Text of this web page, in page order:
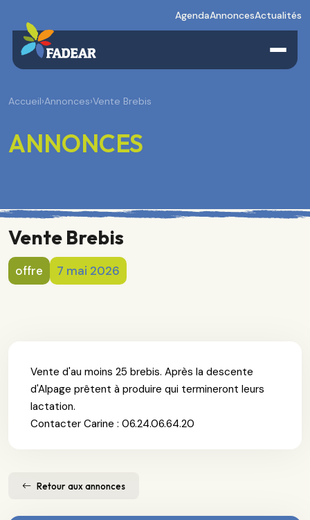
AgendaAnnoncesActualités
Accueil›Annonces›Vente Brebis
ANNONCES
Vente Brebis
offre 7 mai 2026
Vente d'au moins 25 brebis. Après la descente
d'Alpage prêtent à produire qui termineront leurs
lactation.
Contacter Carine : 06.24.06.64.20
Retour aux annonces